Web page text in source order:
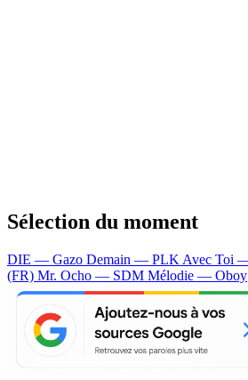
Sélection du moment
DIE — Gazo Demain — PLK Avec Toi
(FR) Mr. Ocho — SDM Mélodie — Oboy